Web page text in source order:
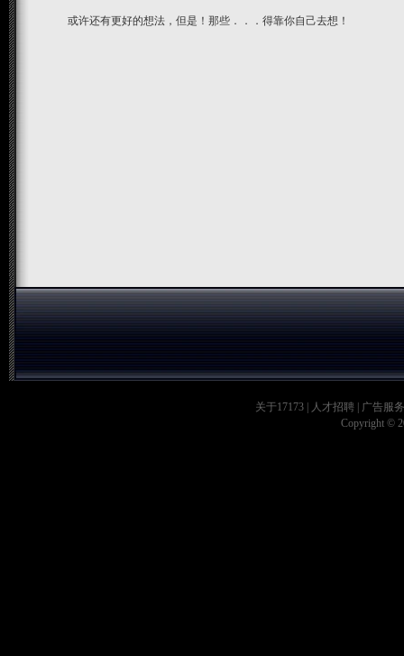
或许还有更好的想法，但是！那些．．．得靠你自己去想！
关于17173 人才招聘
广告服务
Copyright ©